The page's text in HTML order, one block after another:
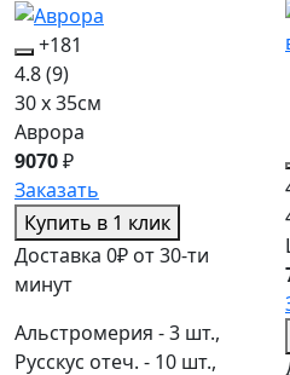
+181
4.8(9)
30 x 35см
Аврора
9070₽
Заказать
Купить в 1 клик
Доставка 0₽ от 30-ти
минут
Альстромерия - 3 шт.,
Русскус отеч. - 10 шт.,